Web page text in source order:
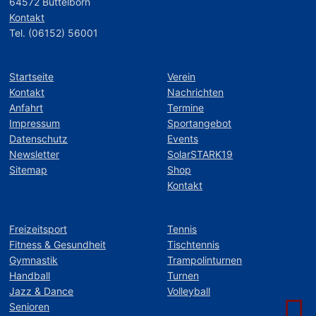
Kontakt
Tel. (06152) 56001
Startseite
Kontakt
Anfahrt
Impressum
Datenschutz
Newsletter
Sitemap
Verein
Nachrichten
Termine
Sportangebot
Events
SolarSTARK19
Shop
Kontakt
Freizeitsport
Fitness & Gesundheit
Gymnastik
Handball
Jazz & Dance
Senioren
Tennis
Tischtennis
Trampolinturnen
Turnen
Volleyball